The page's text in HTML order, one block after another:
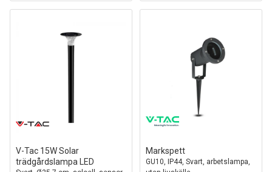
V-Tac 15W Solar
trädgårdslampa LED
Markspett
GU10, IP44, Svart, arbetslampa,